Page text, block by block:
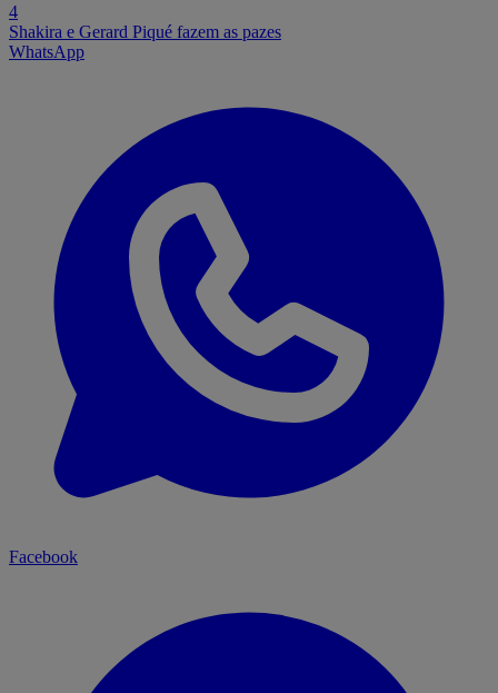
4
Shakira e Gerard Piqué fazem as pazes
WhatsApp
Facebook